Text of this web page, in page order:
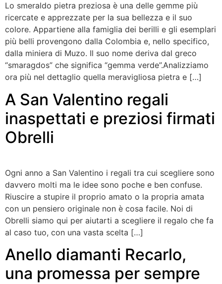
Lo smeraldo pietra preziosa è una delle gemme più
ricercate e apprezzate per la sua bellezza e il suo
colore. Appartiene alla famiglia dei berilli e gli esemplari
più belli provengono dalla Colombia e, nello specifico,
dalla miniera di Muzo. Il suo nome deriva dal greco
“smaragdos” che significa “gemma verde”.Analizziamo
ora più nel dettaglio quella meravigliosa pietra e […]
A San Valentino regali
inaspettati e preziosi firmati
Obrelli
Ogni anno a San Valentino i regali tra cui scegliere sono
davvero molti ma le idee sono poche e ben confuse.
Riuscire a stupire il proprio amato o la propria amata
con un pensiero originale non è cosa facile. Noi di
Obrelli siamo qui per aiutarti a scegliere il regalo che fa
al caso tuo, con una vasta scelta […]
Anello diamanti Recarlo,
una promessa per sempre